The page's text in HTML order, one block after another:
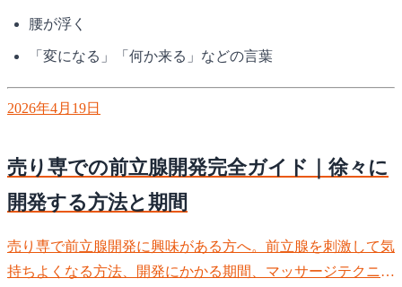
腰が浮く
「変になる」「何か来る」などの言葉
2026年4月19日
売り専での前立腺開発完全ガイド｜徐々に
開発する方法と期間
売り専で前立腺開発に興味がある方へ。前立腺を刺激して気
持ちよくなる方法、開発にかかる期間、マッサージテクニッ